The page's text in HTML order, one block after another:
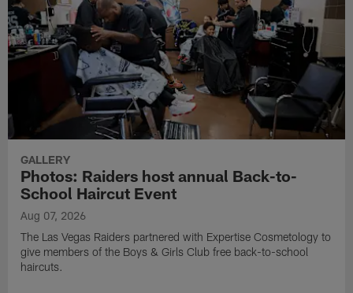
GALLERY
Photos: Raiders host annual Back-to-
School Haircut Event
Aug 07, 2026
The Las Vegas Raiders partnered with Expertise Cosmetology to
give members of the Boys & Girls Club free back-to-school
haircuts.